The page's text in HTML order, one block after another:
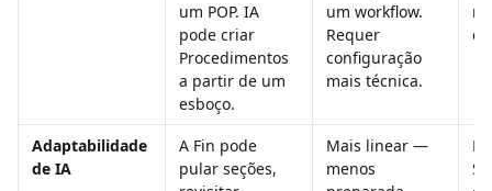
um POP. IA
pode criar
Procedimentos
a partir de um
esboço.
um workflow.
Requer
configuração
mais técnica.
Adaptabilidade
de IA
A Fin pode
pular seções,
Mais linear —
menos